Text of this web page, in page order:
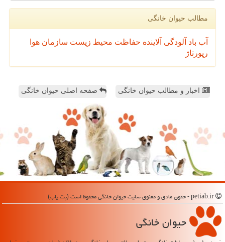
مطالب حیوان خانگی
آب باد آلودگی آلاینده حفاظت محیط زیست سازمان هوا
رپورتاژ
اخبار و مطالب حیوان خانگی صفحه اصلی حیوان خانگی
حیوان خانگی